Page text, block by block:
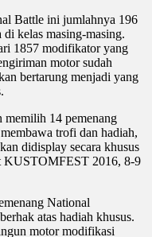
Battle ini jumlahnya 196
kelas masing-masing.
1857 modifikator yang
motor sudah
bertarung menjadi yang
memilih 14 pemenang
trofi dan hadiah,
didisplay secara khusus
KUSTOMFEST 2016, 8-9
National
atas hadiah khusus.
motor modifikasi